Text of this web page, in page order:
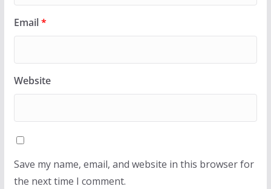
Email*
Website
Save my name, email, and website in this browser for
the next time I comment.